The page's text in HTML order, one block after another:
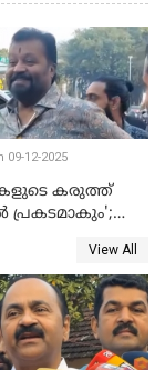
09-12-2025
കരുത്ത്
പ്രകടമാകും';
View All